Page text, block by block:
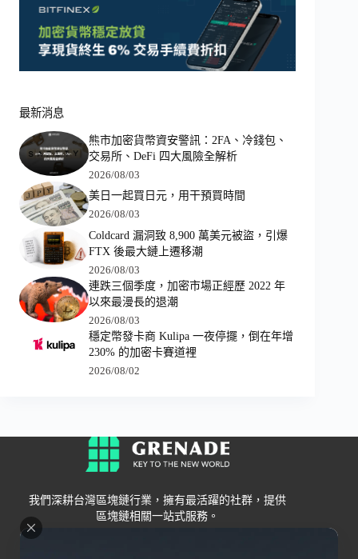
最新消息
熊市加密貨幣資安警訊：2FA、冷錢包、
交易所、DeFi 四大風險全解析
2026/08/03
美日一起買日元，用干預買時間
2026/08/03
Coldcard 漏洞致 8,900 萬美元被盜，引爆
FTX 後最大鏈上遷移潮
2026/08/03
連跌三個季度，加密市場正經歷 2022 年
以來最漫長的退潮
2026/08/03
穩定幣發卡商 Kulipa 一夜停擺，倒在年增
230% 的加密卡賽道裡
2026/08/02
我們深耕台灣區塊鏈行業，擁有最活躍的社群，提供
區塊鏈相關一站式服務。